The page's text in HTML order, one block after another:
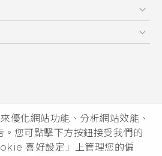
優化網站功能、分析網站效能、
您可點擊下方按鈕接受我們的
喜好設定」上管理您的偏
| 統一編號16003518